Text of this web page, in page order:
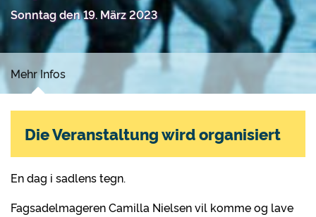
Sonntag den 19. März 2023
Mehr Infos
En dag i sadlens tegn.
Fagsadelmageren Camilla Nielsen vil komme og lave
Die Veranstaltung wird organisiert